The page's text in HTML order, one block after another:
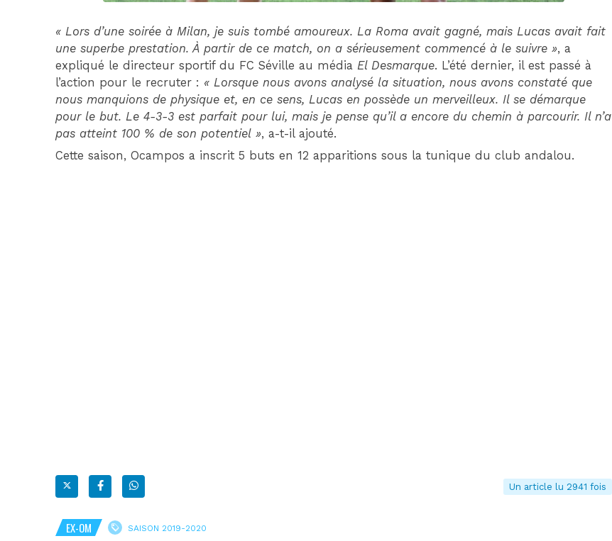
« Lors d’une soirée à Milan, je suis tombé amoureux. La Roma avait gagné, mais Lucas avait fait
une superbe prestation. À partir de ce match, on a sérieusement commencé à le suivre », a
expliqué le directeur sportif du FC Séville au média El Desmarque. L’été dernier, il est passé à
l’action pour le recruter : « Lorsque nous avons analysé la situation, nous avons constaté que
nous manquions de physique et, en ce sens, Lucas en possède un merveilleux. Il se démarque
pour le but. Le 4-3-3 est parfait pour lui, mais je pense qu’il a encore du chemin à parcourir. Il n’a
pas atteint 100 % de son potentiel », a-t-il ajouté.
Cette saison, Ocampos a inscrit 5 buts en 12 apparitions sous la tunique du club andalou.
Un article lu 2941 fois
EX-OM SAISON 2019-2020